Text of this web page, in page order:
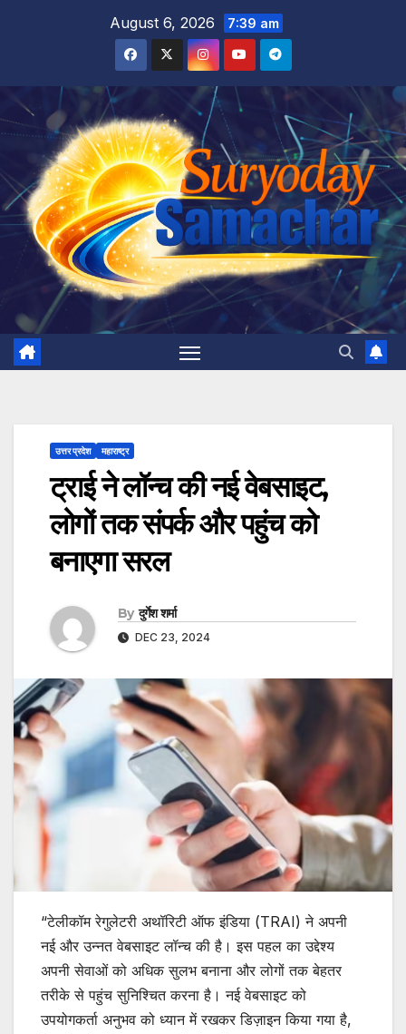
August 6, 2026 7:39 am
उत्तर प्रदेश महाराष्ट्र
ट्राई ने लॉन्च की नई वेबसाइट,
लोगों तक संपर्क और पहुंच को
बनाएगा सरल
By दुर्गेश शर्मा
DEC 23, 2024
“टेलीकॉम रेगुलेटरी अथॉरिटी ऑफ इंडिया (TRAI) ने अपनी
नई और उन्नत वेबसाइट लॉन्च की है। इस पहल का उद्देश्य
अपनी सेवाओं को अधिक सुलभ बनाना और लोगों तक बेहतर
तरीके से पहुंच सुनिश्चित करना है। नई वेबसाइट को
उपयोगकर्ता अनुभव को ध्यान में रखकर डिज़ाइन किया गया है,